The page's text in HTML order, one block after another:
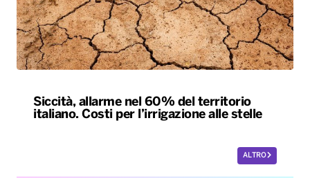
Siccità, allarme nel 60% del territorio
italiano. Costi per l’irrigazione alle stelle
ALTRO